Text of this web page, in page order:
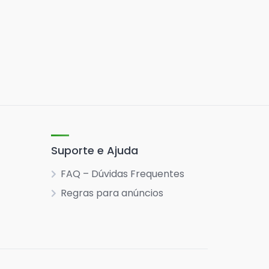
Suporte e Ajuda
FAQ – Dúvidas Frequentes
Regras para anúncios